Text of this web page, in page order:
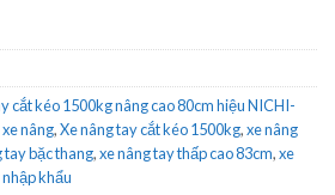
cắt kéo 1500kg nâng cao 80cm hiệu NICHI-
nâng,Xe nâng tay cắt kéo 1500kg,xe nâng
tay bặc thang,xe nâng tay thấp cao 83cm,xe
khẩu